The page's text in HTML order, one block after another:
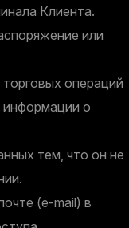
Клиента.
или
операций
информации о
тем, что он не
(e-mail) в